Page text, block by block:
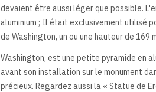
devaient être aussi léger que possible.
aluminium ; Il était exclusivement utilisé
de Washington, un ou une hauteur de
Washington, est une petite pyramide en
avant son installation sur le monument
précieux. Regardez aussi la « Statue de